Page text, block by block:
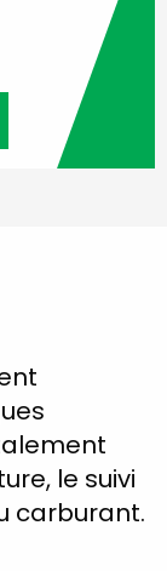
le suivi
carburant.